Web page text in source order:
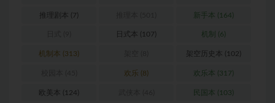
推理剧本 (7) 新手本 (164)
日式本 (107) 机制 (6)
机制本 (313) 架空历史本 (102)
欢乐 (8) 欢乐本 (317)
欧美本 (124) 民国本 (103)